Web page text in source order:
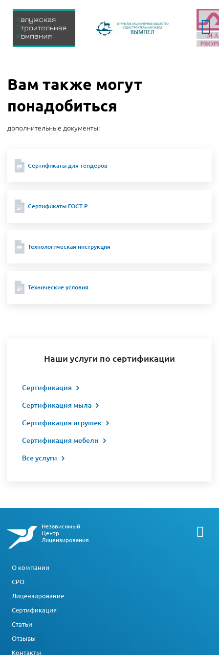
Вам также могут
понадобиться
дополнительные документы:
Сертификаты для тендеров
Сертификаты ГОСТ Р
Технологическая инструкция
Технические условия
Наши услуги по сертификации
Сертификация
Сертификация мыла
Сертификация игрушек
Сертификация мебели
Все услуги
Независимый
Центр
Лицензирования
О компании
СРО
Лицензирование
Сертификация
Статьи
Отзывы
Контакты